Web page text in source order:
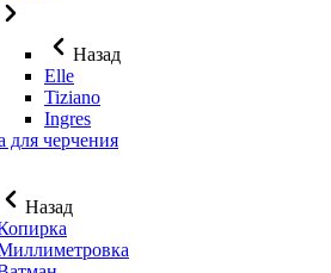
Назад
Elle
Tiziano
Ingres
для черчения
Назад